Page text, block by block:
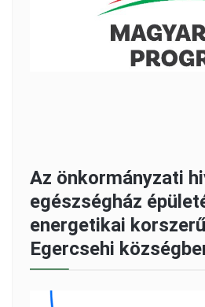
Az önkormányzati
egészségház
energetikai
Egercsehi